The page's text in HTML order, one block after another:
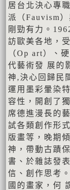
居台北決⼼專
派（Fauvism
剛勁有⼒。
訪歐美各地，
（Op art）、
代藝術發 展的
神,決⼼回歸民
運⽤墨彩暈染
容性，開創了
席德進漫長的
試各類創作形
版畫等，晚期
神，帶動古蹟
書、於雜誌發
信、創作思考
國的畫家，何